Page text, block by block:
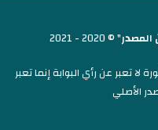
المصدر" © 2020 - 2021
لا تعبر عن رأي البوابة إنما تعبر
الأصلي